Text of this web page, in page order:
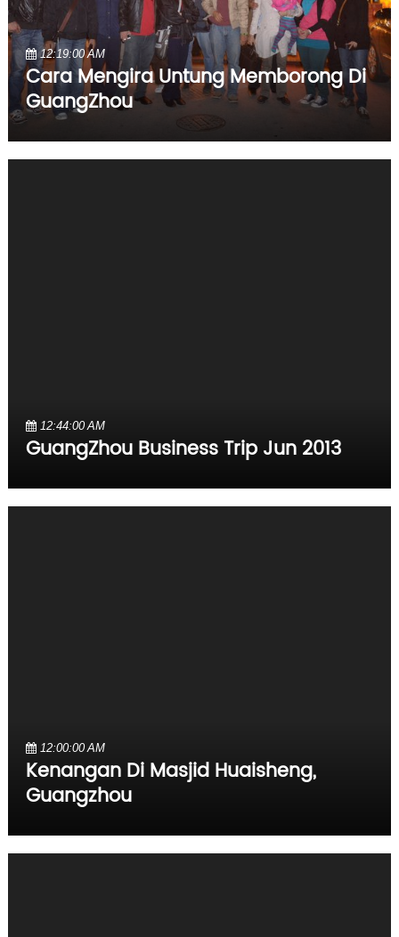
12:19:00 AM
Cara Mengira Untung Memborong Di
GuangZhou
12:44:00 AM
GuangZhou Business Trip Jun 2013
12:00:00 AM
Kenangan Di Masjid Huaisheng,
Guangzhou